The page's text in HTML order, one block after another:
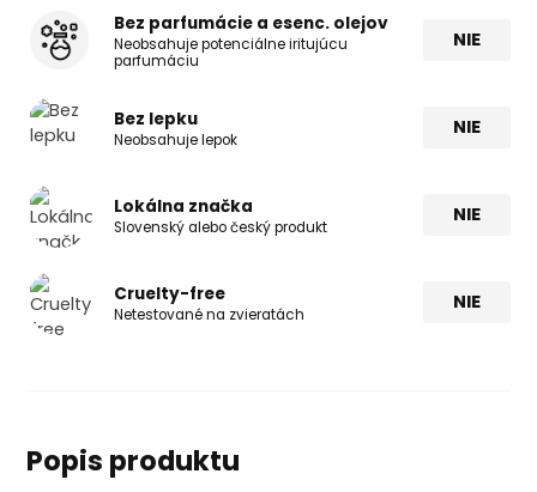
Bez parfumácie a esenc. olejov
Neobsahuje potenciálne iritujúcu
parfumáciu
NIE
Bez lepku
Neobsahuje lepok
NIE
Lokálna značka
Slovenský alebo český produkt
NIE
Cruelty-free
Netestované na zvieratách
NIE
Popis produktu